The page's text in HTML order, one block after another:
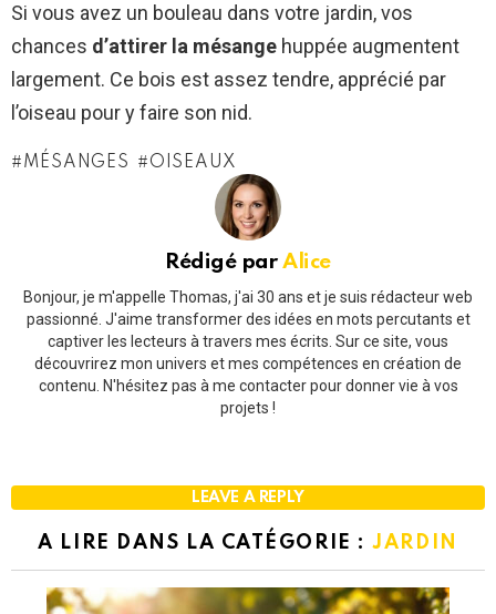
Si vous avez un bouleau dans votre jardin, vos
chances d’attirer la mésange huppée augmentent
largement. Ce bois est assez tendre, apprécié par
l’oiseau pour y faire son nid.
MÉSANGES OISEAUX
Rédigé parAlice
Bonjour, je m'appelle Thomas, j'ai 30 ans et je suis rédacteur web
passionné. J'aime transformer des idées en mots percutants et
captiver les lecteurs à travers mes écrits. Sur ce site, vous
découvrirez mon univers et mes compétences en création de
contenu. N'hésitez pas à me contacter pour donner vie à vos
projets !
LEAVE A REPLY
A LIRE DANS LA CATÉGORIE :JARDIN